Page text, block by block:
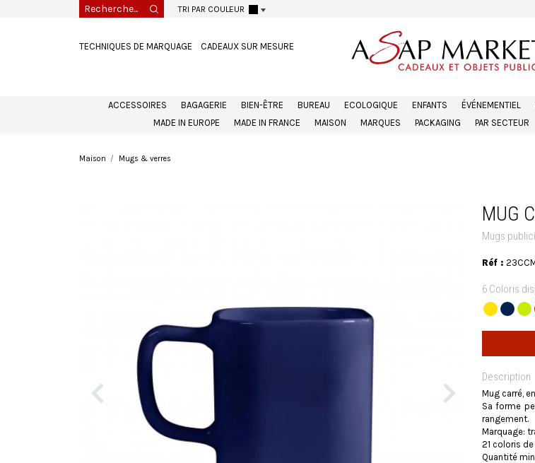
TRI PAR COULEUR
TECHNIQUES DE MARQUAGE CADEAUX SUR MESURE
ACCESSOIRES BAGAGERIE BIEN-ÊTRE BUREAU ECOLOGIQUE ENFANTS ÉVÉNEMENTIEL
MADE IN EUROPE
MADE IN FRANCE MAISON MARQUES PACKAGING PAR SECTEUR
Maison Mugs & verres
MUG
Mugs
Réf :
6 Coloris
Description
Mug carré,
Sa forme
rangement.
Marquage:
21 coloris
Quantité